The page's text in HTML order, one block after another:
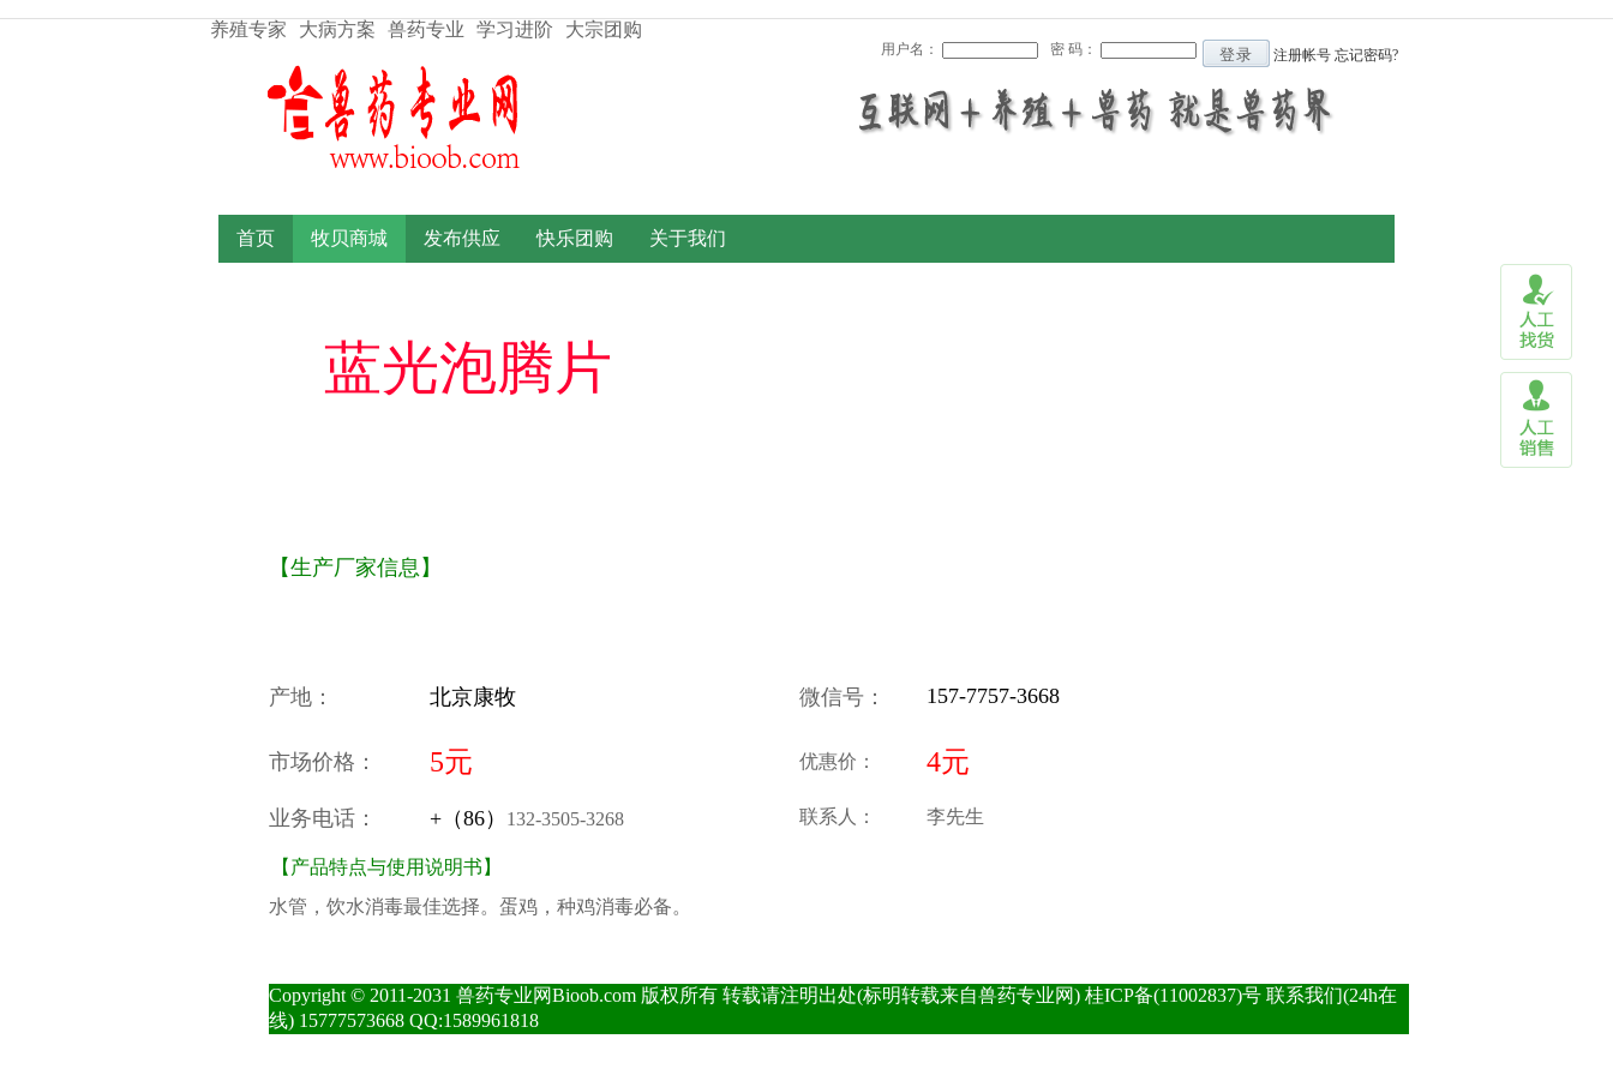
养殖专家 大病方案 兽药专业 学习进阶 大宗团购
用户名： 密 码： 登录 注册帐号 忘记密码?
首页 牧贝商城 发布供应 快乐团购 关于我们
蓝光泡腾片
【生产厂家信息】
产地： 北京康牧 微信号 ： 157-7757-3668
市场价格： 5元 优惠价： 4元
业务电话： +（86） 132-3505-3268 联系人： 李先生
【产品特点与使用说明书】
水管，饮水消毒最佳选择。蛋鸡，种鸡消毒必备。
Copyright © 2011-2031 兽药专业网Bioob.com 版权所有 转载请注明出处(标明转载来自兽药专业网) 桂ICP备(11002837)号 联系我们(24h在
线) 15777573668 QQ:1589961818